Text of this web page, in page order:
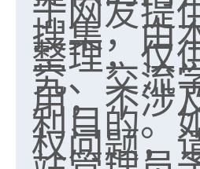
于网友提
搜集，由
整理，仅
究、交流
用，不涉
利目的。
权问题，
老师收徒吗？？我对这些
2天前 来自山西